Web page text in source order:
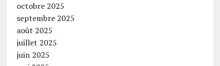
octobre 2025
septembre 2025
août 2025
juillet 2025
juin 2025